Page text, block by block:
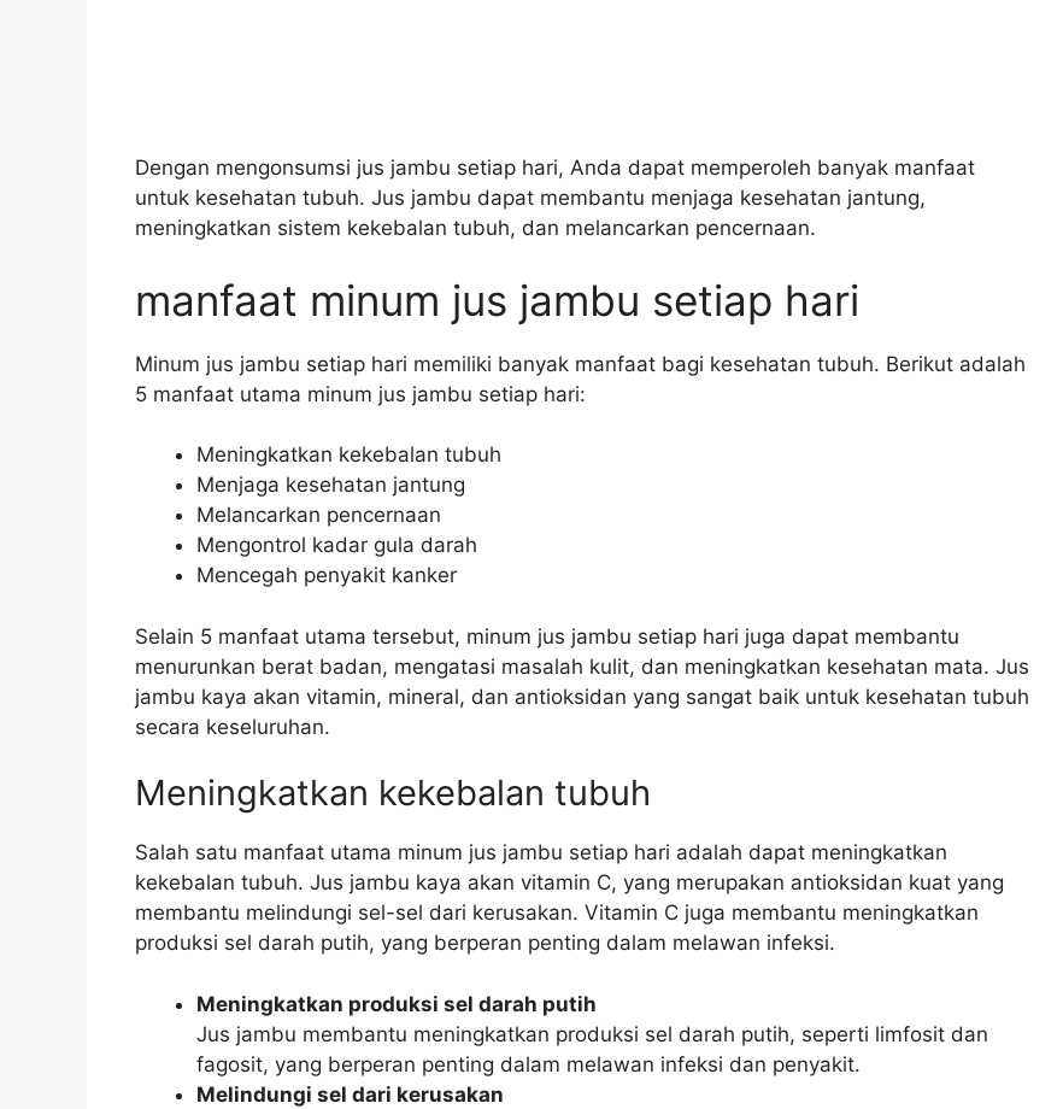
Dengan mengonsumsi jus jambu setiap hari, Anda dapat memperoleh banyak manfaat
untuk kesehatan tubuh. Jus jambu dapat membantu menjaga kesehatan jantung,
meningkatkan sistem kekebalan tubuh, dan melancarkan pencernaan.
manfaat minum jus jambu setiap hari
Minum jus jambu setiap hari memiliki banyak manfaat bagi kesehatan tubuh. Berikut adalah
5 manfaat utama minum jus jambu setiap hari:
Meningkatkan kekebalan tubuh
Menjaga kesehatan jantung
Melancarkan pencernaan
Mengontrol kadar gula darah
Mencegah penyakit kanker
Selain 5 manfaat utama tersebut, minum jus jambu setiap hari juga dapat membantu
menurunkan berat badan, mengatasi masalah kulit, dan meningkatkan kesehatan mata. Jus
jambu kaya akan vitamin, mineral, dan antioksidan yang sangat baik untuk kesehatan tubuh
secara keseluruhan.
Meningkatkan kekebalan tubuh
Salah satu manfaat utama minum jus jambu setiap hari adalah dapat meningkatkan
kekebalan tubuh. Jus jambu kaya akan vitamin C, yang merupakan antioksidan kuat yang
membantu melindungi sel-sel dari kerusakan. Vitamin C juga membantu meningkatkan
produksi sel darah putih, yang berperan penting dalam melawan infeksi.
Meningkatkan produksi sel darah putih
Jus jambu membantu meningkatkan produksi sel darah putih, seperti limfosit dan
fagosit, yang berperan penting dalam melawan infeksi dan penyakit.
Melindungi sel dari kerusakan